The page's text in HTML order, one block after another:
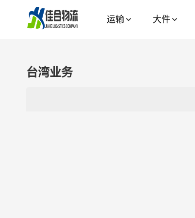
运输 大件
台湾业务